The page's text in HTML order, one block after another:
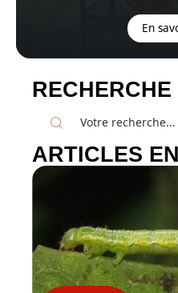
En
RECHERCHE
ARTICLES